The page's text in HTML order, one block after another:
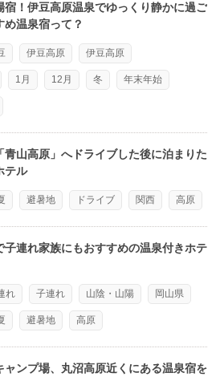
宿！伊豆高原温泉でゆっくり静かに過ご
温泉宿って？
伊豆高原 伊豆高原
1月 12月 冬 年末年始
青山高原」へドライブした後に泊まりた
テル
避暑地 ドライブ 関西 高原
子連れ家族にもおすすめの温泉付きホテ
れ 子連れ 山陰・山陽 岡山県
避暑地 高原
ャンプ場、丸沼高原近くにある温泉宿を